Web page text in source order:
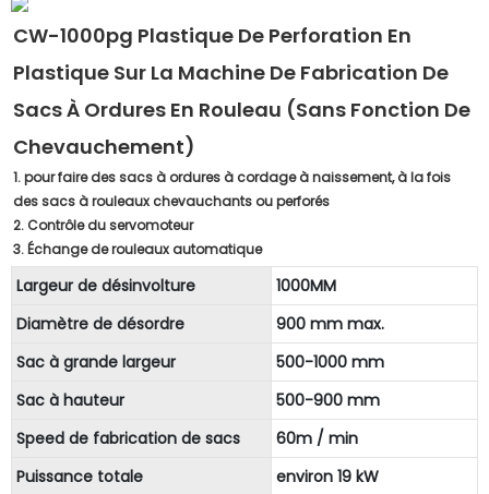
CW-1000pg Plastique De Perforation En
Plastique Sur La Machine De Fabrication De
Sacs À Ordures En Rouleau (sans Fonction De
Chevauchement)
1. pour faire des sacs à ordures à cordage à naissement, à la fois
des sacs à rouleaux chevauchants ou perforés
2. Contrôle du servomoteur
3. Échange de rouleaux automatique
Largeur de désinvolture
1000MM
Diamètre de désordre
900 mm max.
Sac à grande largeur
500-1000 mm
Sac à hauteur
500-900 mm
Speed ​​de fabrication de sacs
60m / min
Puissance totale
environ 19 kW